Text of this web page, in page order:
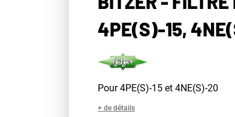
4PE(S)-15,
Pour 4PE(S)-15 et 4NE(S)-20
+ de détails